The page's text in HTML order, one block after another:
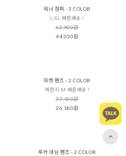
워너 점퍼 - 3 COLOR
L,XL 빠른배송 !
62,900원
44,030원
마켓 팬츠 - 2 COLOR
메란지 M 빠른배송 !
37,400원
26,180원
루카 데님 팬츠 - 2 COLOR